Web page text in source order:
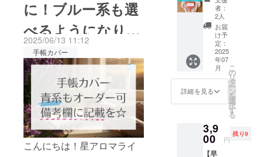
し手帳お持ちの方（お持ち
でなくても今回ご購入で参
加可能）内容：・春分の宇
宙からのメッセージ・６
テーマで3ヶ月の振り返りと
これから3ヶ月への意図を
セット・手帳の使い方シェ
ア交流一緒にこのスタート
を迎えたい、手帳をもっと
ら秋の予約販売を実施中で
す。こちらからご予約でき
ます↓秋の特別予約販売ご案
内9月12日開催の無料セミ
ナーについては星アロマド
クターのブログより詳細ご
覧ください↓まだ間に合う！
9月12日星のセミナー今回は
初心者向けですがゲーム感
蟹座 月：獅子座水星も
獅子座入り！火のエネル
ギーが高まるタイミングで
ついに――手帳カバーの色
が決まりました！オープン
チャットでの最終決定これ
までに星アロマライフのメ
ンバーで2つの候補に絞って
いたカバー色。今回は、
に！ブルー系も選
べるようになりま
した☆
2025/06/13 11:12
手帳カバー
こんにちは！星アロマライ
ジェク
トを
「ただ
ただ応
援する
よ！」
という
あたた
かな想
いに、
て。 こ
のリ
ターン
星と香
りの手
帳プロ
ジェク
トを見
守って
くださ
るあな
たへ ＼
応援の
気持ち
だけ
じゅう
ぶんう
れし
い！／
者：
2人
お届
け予
定：
2025
年07
月
詳細を見る
こ
の
リ
タ
ー
ン
を
選
択
す
る
3,9
00 円
残り9
【早